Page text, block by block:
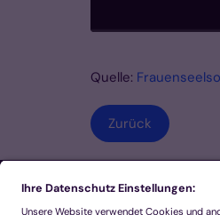
Quelle:
Zurück
Footer Links 1